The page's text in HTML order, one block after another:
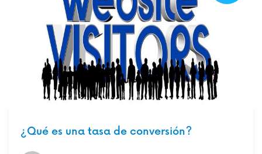
¿Qué es una tasa de conversión?